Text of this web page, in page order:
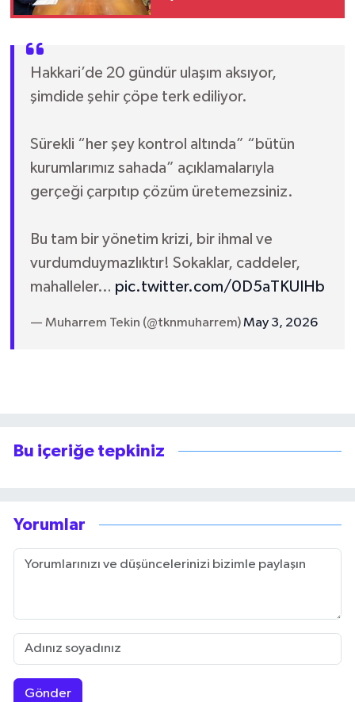
Hakkari’de 20 gündür ulaşım aksıyor,
şimdide şehir çöpe terk ediliyor.
Sürekli “her şey kontrol altında” “bütün
kurumlarımız sahada” açıklamalarıyla
gerçeği çarpıtıp çözüm üretemezsiniz.
Bu tam bir yönetim krizi, bir ihmal ve
vurdumduymazlıktır! Sokaklar, caddeler,
mahalleler… pic.twitter.com/0D5aTKUIHb
— Muharrem Tekin (@tknmuharrem)May 3, 2026
Bu içeriğe tepkiniz
Yorumlar
Gönder